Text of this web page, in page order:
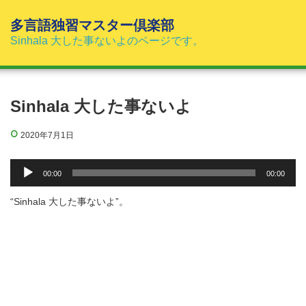
ツ
多言語独習マスター倶楽部
Sinhala 大した事ないよのページです。
Sinhala 大した事ないよ
2020年7月1日
プ
00:00 00:00
“Sinhala 大した事ないよ”。